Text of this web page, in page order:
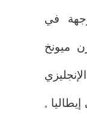
في
ميونخ
,